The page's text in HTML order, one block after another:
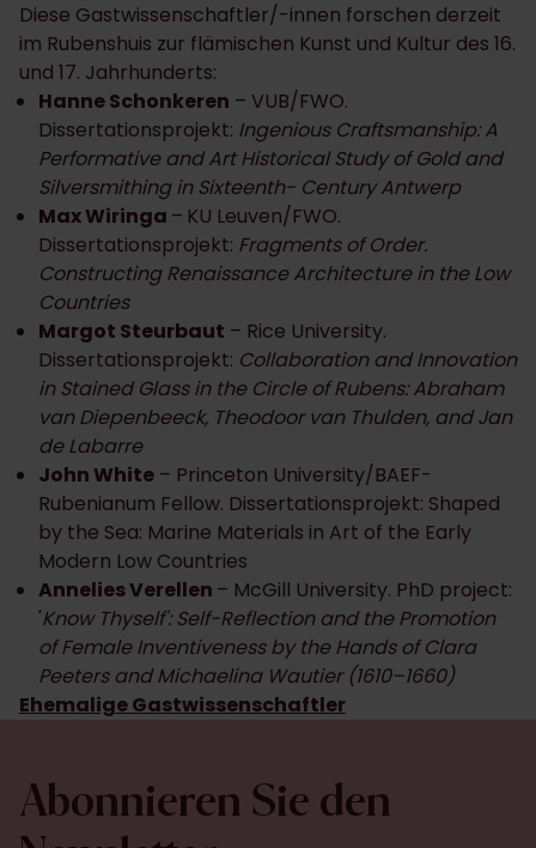
Diese Gastwissenschaftler/-innen forschen derzeit
im Rubenshuis zur flämischen Kunst und Kultur des 16.
und 17. Jahrhunderts:
Hanne Schonkeren – VUB/FWO.
Dissertationsprojekt: Ingenious Craftsmanship: A
Performative and Art Historical Study of Gold and
Silversmithing in Sixteenth- Century Antwerp
Max Wiringa – KU Leuven/FWO.
Dissertationsprojekt: Fragments of Order.
Constructing Renaissance Architecture in the Low
Countries
Margot Steurbaut – Rice University.
Dissertationsprojekt: Collaboration and Innovation
in Stained Glass in the Circle of Rubens: Abraham
van Diepenbeeck, Theodoor van Thulden, and Jan
de Labarre
John White – Princeton University/BAEF-
Rubenianum Fellow. Dissertationsprojekt: Shaped
by the Sea: Marine Materials in Art of the Early
Modern Low Countries
Annelies Verellen – McGill University. PhD project:
'Know Thyself': Self-Reflection and the Promotion
of Female Inventiveness by the Hands of Clara
Peeters and Michaelina Wautier (1610–1660)
Ehemalige Gastwissenschaftler
Abonnieren Sie den